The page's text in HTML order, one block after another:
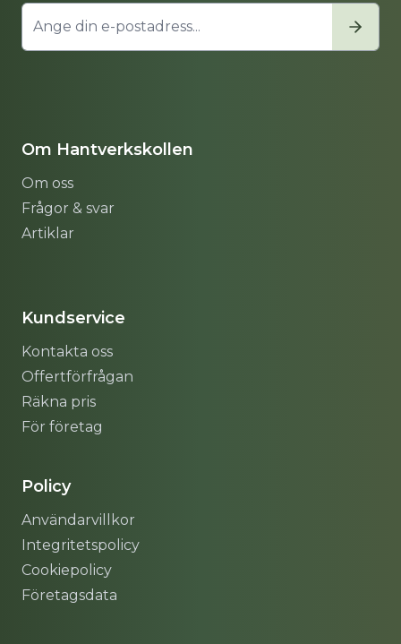
Om Hantverkskollen
Om oss
Frågor & svar
Artiklar
Kundservice
Kontakta oss
Offertförfrågan
Räkna pris
För företag
Policy
Användarvillkor
Integritetspolicy
Cookiepolicy
Företagsdata